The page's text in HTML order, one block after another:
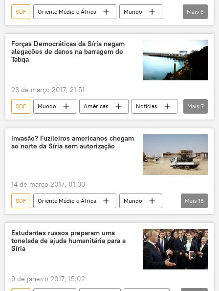
Partido dos Trabalhadores do Curdistão (PKK)
carros
veículos blindados
armamento
armas EUA
SDF Oriente Médio e África
Mundo
Notícias
Raqqa
Eufrates
Daesh
Unidades de Proteção Popular (YPG)
vítimas
Mais 8
Forças Democráticas da Síria negam
alegações de danos na barragem de
Tabqa
26 de março 2017, 21:51
SDF Mundo Américas
Notícias
Síria
Raqqa
Eufrates
Tabqa
Estado Islâmico
Daesh
Forças Democráticas da Síria
Mais 7
Invasão? Fuzileiros americanos chegam
ao norte da Síria sem autorização
14 de março 2017, 01:30
SDF Oriente Médio e África
Mundo
Notícias
Síria
Damasco
Raqqa
Qamishli
Curdistão
Al-Hasakah
Rumeilan
Semalika
Inherent Resolve
EUA
Mais 16
Estudantes russos preparam uma
tonelada de ajuda humanitária para a
Síria
9 de janeiro 2017, 15:02